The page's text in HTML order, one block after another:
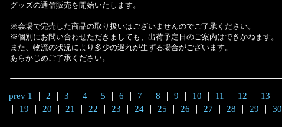
グッズの通信販売を開始いたします。
※会場で完売した商品の取り扱いはございませんのでご了承ください。
※個別にお問い合わせただきましても、出荷予定日のご案内はできかねます。
また、物流の状況により多少の遅れが生ずる場合がございます。
あらかじめご了承ください。
prev 1 2 3 4 5 6 7 8 9 10 11 12 13
19 20 21 22 23 24 25 26 27 28 29 30